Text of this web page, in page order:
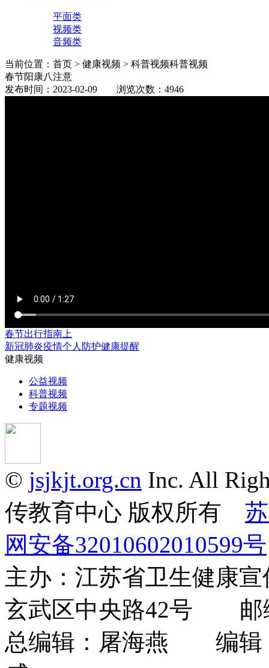
平面类
视频类
音频类
当前位置：首页 > 健康视频 > 科普视频科普视频
春节阳康八注意
发布时间：2023-02-09 浏览次数：4946
春节出行指南上
新冠肺炎疫情个人防护健康提醒
健康视频
公益视频
科普视频
专题视频
© jsjkjt.org.cn Inc. All
传教育中心 版权所有
网安备32010602010599号
主办：江苏省卫生健康
玄武区中央路42号 邮
总编辑：屠海燕 编